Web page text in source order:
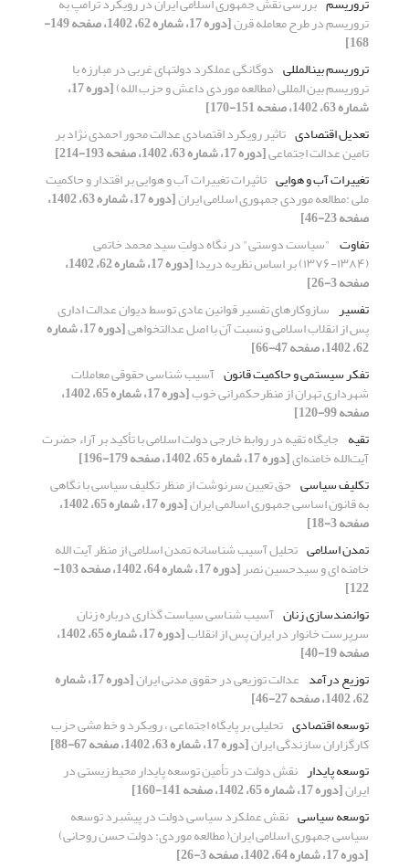
تروریسم در طرح معامله قرن [دوره 17، شماره 62، 1402، صفحه 149-
168]
تروریسم بین‏المللی دوگانگی عملکرد دولت‏های غربی در مبارزه با
تروریسم بین ‌المللی (مطالعه موردی داعش و حزب الله) [دوره 17،
شماره 63، 1402، صفحه 151-170]
تعدیل اقتصادی تاثیر رویکرد اقتصادی عدالت محور احمدی‌ نژاد بر
تامین عدالت اجتماعی[دوره 17، شماره 63، 1402، صفحه 193-214]
تغییرات آب و هوایی تاثیرات تغییرات آب و هوایی بر اقتدار و حاکمیت
ملی :مطالعه موردی جمهوری اسلامی ایران [دوره 17، شماره 63، 1402،
صفحه 23-46]
تفاوت "سیاست دوستی" در نگاه دولتِ سید محمد خاتمی
(۱۳۸۴-۱۳۷۶) بر اساس نظریه‌ دریدا [دوره 17، شماره 62، 1402،
صفحه 3-26]
تفسیر سازوکارهای تفسیر قوانین عادی توسط دیوان عدالت اداری
پس از انقلاب اسلامی و نسبت آن با اصل عدالت‏خواهی [دوره 17، شماره
62، 1402، صفحه 47-66]
تفکر سیستمی و حاکمیت قانون آسیب شناسی حقوقی معاملات
شهرداری تهران از منظرحکمرانی خوب [دوره 17، شماره 65، 1402،
صفحه 99-120]
تقیه جایگاه تقیه در روابط خارجی دولت اسلامی با تأکید بر آراء حضرت
آیت‌الله خامنه‌ای[دوره 17، شماره 65، 1402، صفحه 179-196]
تکلیف سیاسی حق تعیین سرنوشت از منظر تکلیف سیاسی با نگاهی
به قانون اساسی جمهوری اسالمی ایران [دوره 17، شماره 65، 1402،
صفحه 3-18]
تمدن اسلامی تحلیل آسیب شناسانه تمدن اسلامی از منظر آیت الله
خامنه ای و سیدحسین نصر [دوره 17، شماره 64، 1402، صفحه 103-
122]
توانمندسازی زنان آسیب شناسی سیاست گذاری درباره زنان
سرپرست خانوار در ایران پس از انقلاب [دوره 17، شماره 65، 1402،
صفحه 19-40]
توزیع درآمد عدالت توزیعی در حقوق مدنی ایران [دوره 17، شماره
62، 1402، صفحه 27-46]
توسعه اقتصادی تحلیلی بر پایگاه اجتماعی ، رویکرد و خط مشی حزب
کارگزاران سازندگی ایران[دوره 17، شماره 63، 1402، صفحه 67-88]
توسعه پایدار نقش دولت در تأمین توسعه پایدار محیط زیستی در
ایران[دوره 17، شماره 65، 1402، صفحه 141-160]
توسعه سیاسی نقش عملکرد سیاسی دولت در پیشبرد توسعه
سیاسی جمهوری اسلامی ایران( مطالعه موردی: دولت حسن روحانی)
[دوره 17، شماره 64، 1402، صفحه 3-26]